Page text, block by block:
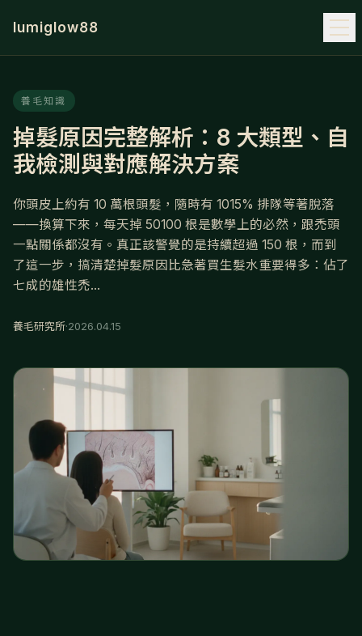
lumiglow88
養毛知識
掉髮原因完整解析：8 大類型、自
我檢測與對應解決方案
你頭皮上約有 10 萬根頭髮，隨時有 1015% 排隊等著脫落
——換算下來，每天掉 50100 根是數學上的必然，跟禿頭
一點關係都沒有。真正該警覺的是持續超過 150 根，而到
了這一步，搞清楚掉髮原因比急著買生髮水重要得多：佔了
七成的雄性禿...
養毛研究所·2026.04.15